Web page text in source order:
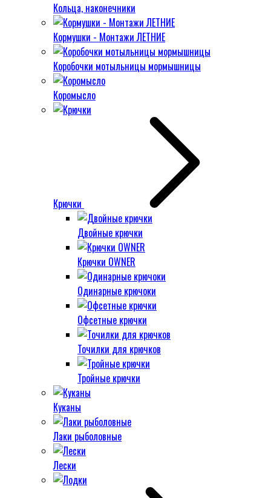
Кольца, наконечники
Кормушки - Монтажи ЛЕТНИЕ
Коробочки мотыльницы мормышницы
Коромысло
Крючки
Двойные крючки
Крючки OWNER
Одинарные крючоки
Офсетные крючки
Точилки для крючков
Тройные крючки
Куканы
Лаки рыболовные
Лески